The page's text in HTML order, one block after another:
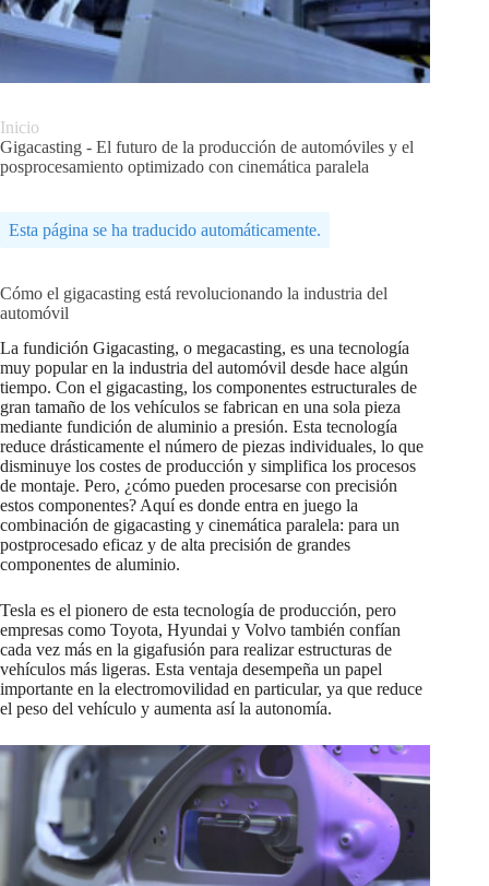
Inicio
Gigacasting - El futuro de la producción de automóviles y el
posprocesamiento optimizado con cinemática paralela
Esta página se ha traducido automáticamente.
Cómo el gigacasting está revolucionando la industria del
automóvil
La fundición Gigacasting, o megacasting, es una tecnología
muy popular en la industria del automóvil desde hace algún
tiempo. Con el gigacasting, los componentes estructurales de
gran tamaño de los vehículos se fabrican en una sola pieza
mediante fundición de aluminio a presión. Esta tecnología
reduce drásticamente el número de piezas individuales, lo que
disminuye los costes de producción y simplifica los procesos
de montaje. Pero, ¿cómo pueden procesarse con precisión
estos componentes? Aquí es donde entra en juego la
combinación de gigacasting y cinemática paralela: para un
postprocesado eficaz y de alta precisión de grandes
componentes de aluminio.
Tesla es el pionero de esta tecnología de producción, pero
empresas como Toyota, Hyundai y Volvo también confían
cada vez más en la gigafusión para realizar estructuras de
vehículos más ligeras. Esta ventaja desempeña un papel
importante en la electromovilidad en particular, ya que reduce
el peso del vehículo y aumenta así la autonomía.